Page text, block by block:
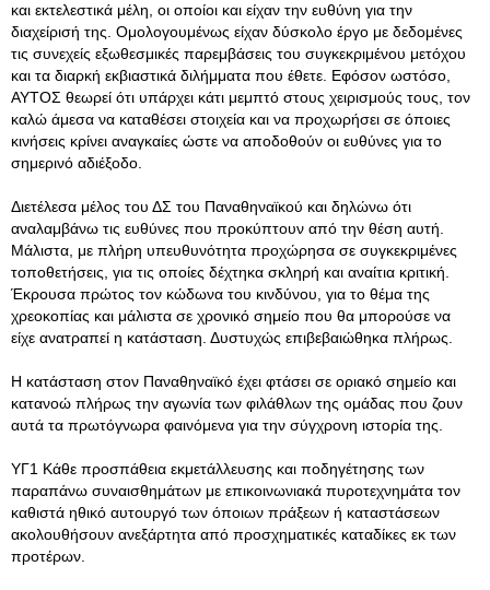
και εκτελεστικά μέλη, οι οποίοι και είχαν την ευθύνη για την
διαχείρισή της. Ομολογουμένως είχαν δύσκολο έργο με δεδομένες
τις συνεχείς εξωθεσμικές παρεμβάσεις του συγκεκριμένου μετόχου
και τα διαρκή εκβιαστικά διλήμματα που έθετε. Εφόσον ωστόσο,
ΑΥΤΟΣ θεωρεί ότι υπάρχει κάτι μεμπτό στους χειρισμούς τους, τον
καλώ άμεσα να καταθέσει στοιχεία και να προχωρήσει σε όποιες
κινήσεις κρίνει αναγκαίες ώστε να αποδοθούν οι ευθύνες για το
σημερινό αδιέξοδο.
Διετέλεσα μέλος του ΔΣ του Παναθηναϊκού και δηλώνω ότι
αναλαμβάνω τις ευθύνες που προκύπτουν από την θέση αυτή.
Μάλιστα, με πλήρη υπευθυνότητα προχώρησα σε συγκεκριμένες
τοποθετήσεις, για τις οποίες δέχτηκα σκληρή και αναίτια κριτική.
Έκρουσα πρώτος τον κώδωνα του κινδύνου, για το θέμα της
χρεοκοπίας και μάλιστα σε χρονικό σημείο που θα μπορούσε να
είχε ανατραπεί η κατάσταση. Δυστυχώς επιβεβαιώθηκα πλήρως.
Η κατάσταση στον Παναθηναϊκό έχει φτάσει σε οριακό σημείο και
κατανοώ πλήρως την αγωνία των φιλάθλων της ομάδας που ζουν
αυτά τα πρωτόγνωρα φαινόμενα για την σύγχρονη ιστορία της.
ΥΓ1 Κάθε προσπάθεια εκμετάλλευσης και ποδηγέτησης των
παραπάνω συναισθημάτων με επικοινωνιακά πυροτεχνημάτα τον
καθιστά ηθικό αυτουργό των όποιων πράξεων ή καταστάσεων
ακολουθήσουν ανεξάρτητα από προσχηματικές καταδίκες εκ των
προτέρων.